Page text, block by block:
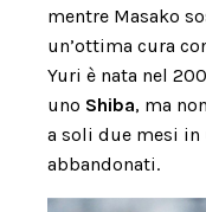
mentre Masako
un’ottima cura
Yuri è nata nel
uno Shiba, ma
a soli due mesi in
abbandonati.